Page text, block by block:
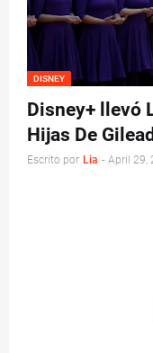
DISNEY
Disney+ llevó
Hijas De
Escrito por Lia - April 29,